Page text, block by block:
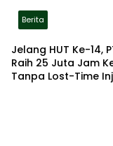
Berita
Jelang HUT Ke-14,
Raih 25 Juta Jam
Tanpa Lost-Time